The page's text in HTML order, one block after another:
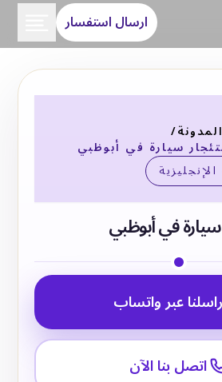
ارسال استفسار
/
سيارة في أبوظبي
في أبوظبي
راسلنا عبر واتساب
اتصل بنا الآن